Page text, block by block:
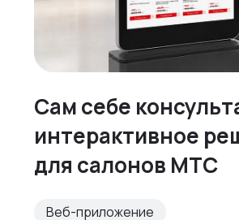
Сам себе
интерактивное
для салонов МТС
Веб-приложение